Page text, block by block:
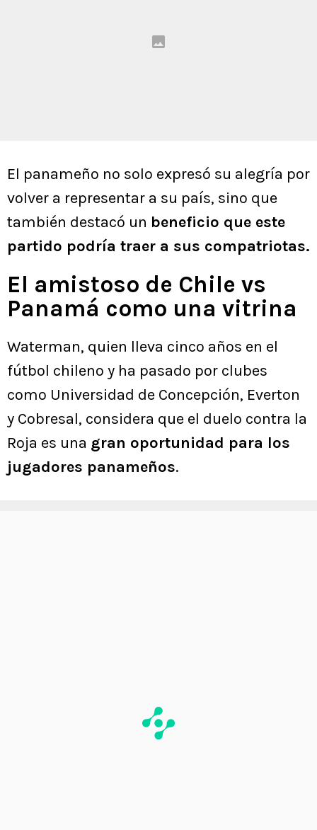
El panameño no solo expresó su alegría por
volver a representar a su país, sino que
también destacó un beneficio que este
partido podría traer a sus compatriotas.
El amistoso de Chile vs
Panamá como una vitrina
Waterman, quien lleva cinco años en el
fútbol chileno y ha pasado por clubes
como Universidad de Concepción, Everton
y Cobresal, considera que el duelo contra la
Roja es una gran oportunidad para los
jugadores panameños.